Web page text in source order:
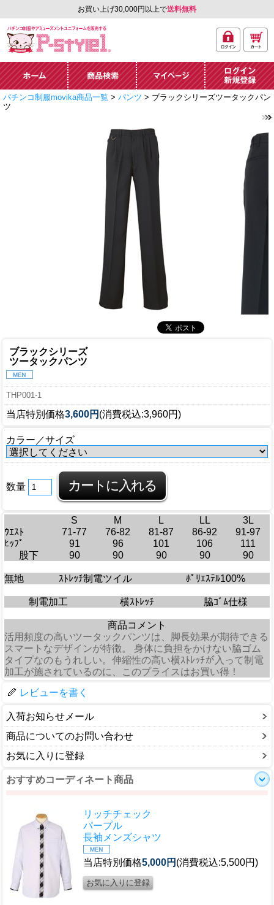
お買い上げ30,000円以上で送料無料
ーズメントユニフォー
ム通販「P-style 1」.
イン
ト
ホーム 商品検索 マイページ
ログイン・新規
パチンコ制服movika商品一覧 > パンツ > ブラックシリーズツータックパン
ツ
ブラックシリーズ
ツータックパンツ
THP001-1
当店特別価格3,600円 (消費税込:3,960円)
カラー／サイズ
数量
S M L LL
3L
ｳｴｽﾄ
71-77 76-82 81-87 86-92
91-97
ﾋｯﾌﾟ
91 96 101 106
111
股下
90 90 90 90 90
無地 ｽﾄﾚｯﾁ制電ツイル ﾎﾟﾘｴｽﾃﾙ100%
制電加工 横ｽﾄﾚｯﾁ 脇ｺﾞﾑ仕様
商品コメント
活用頻度の高いツータックパンツは、脚長効果が期待できる
スマートなデザインが特徴。 身体に負担をかけない脇ゴム
タイプなのもうれしい。伸縮性の高い横ｽﾄﾚｯﾁが入って制電
加工が施されているのに、このプライスはお買い得！
レビューを書く
入荷お知らせメール
商品についてのお問い合わせ
お気に入りに登録
おすすめコーディネート商品
リッチチェック
パープル
長袖メンズシャツ
当店特別価格5,000円 (消費税込:5,500円)